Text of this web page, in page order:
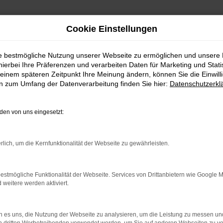
Cookie Einstellungen
bestmögliche Nutzung unserer Webseite zu ermöglichen und
Ihre Präferenzen und verarbeiten Daten für Marketing und
späteren Zeitpunkt Ihre Meinung ändern, können Sie die
zum Umfang der Datenverarbeitung finden Sie hier:
von uns eingesetzt:
um die Kernfunktionalität der Webseite zu gewährleisten.
Funktionalität der Webseite. Services von Drittanbietern wie Google
weitere werden aktiviert.
es uns, die Nutzung der Webseite zu analysieren, um die Leistung zu messen